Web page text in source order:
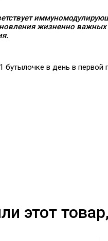
жизненно
бутылочке в день в первой
этот